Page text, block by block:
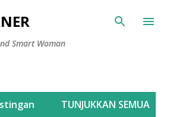
ke konten utama
Smart Woman
TUNJUKKAN SEMUA